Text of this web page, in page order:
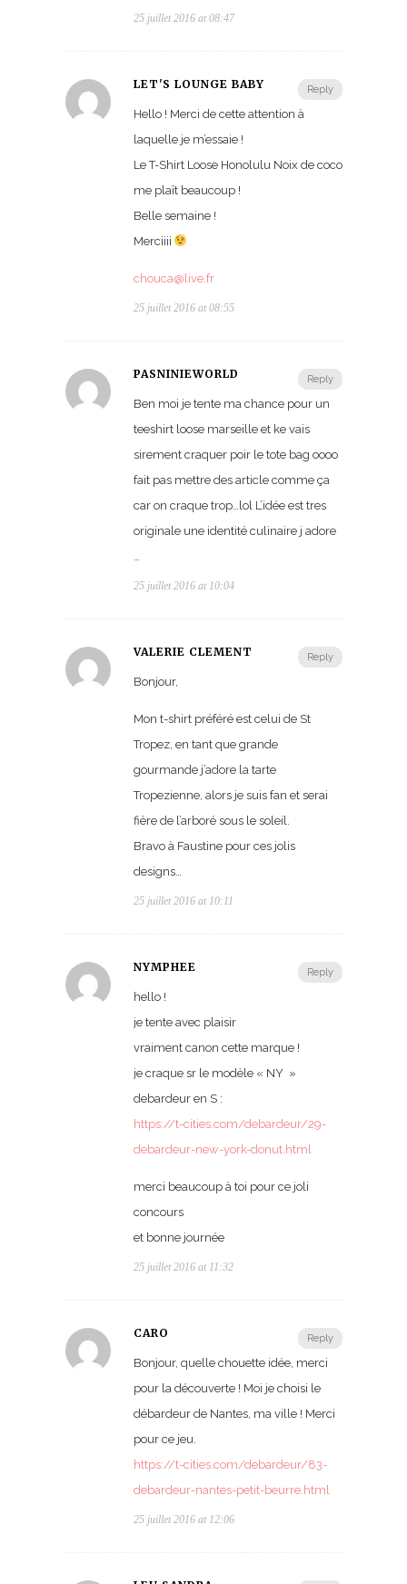
25 juillet 2016 at 08:47
Reply
LET'S LOUNGE BABY
Hello ! Merci de cette attention à
laquelle je m’essaie !
Le T-Shirt Loose Honolulu Noix de coco
me plaît beaucoup !
Belle semaine !
Merciiii
chouca@live.fr
25 juillet 2016 at 08:55
Reply
PASNINIEWORLD
Ben moi je tente ma chance pour un
teeshirt loose marseille et ke vais
sirement craquer poir le tote bag oooo
fait pas mettre des article comme ça
car on craque trop…lol L’idée est tres
originale une identité culinaire j adore
25 juillet 2016 at 10:04
Reply
VALÉRIE CLEMENT
Bonjour,
Mon t-shirt préféré est celui de St
Tropez, en tant que grande
gourmande j’adore la tarte
Tropezienne, alors je suis fan et serai
fière de l’arboré sous le soleil.
Bravo à Faustine pour ces jolis
designs…
25 juillet 2016 at 10:11
Reply
NYMPHEE
hello !
je tente avec plaisir
vraiment canon cette marque !
je craque sr le modèle « NY »
debardeur en S :
https://t-cities.com/debardeur/29-
debardeur-new-york-donut.html
merci beaucoup à toi pour ce joli
concours
et bonne journée
25 juillet 2016 at 11:32
Reply
CARO
Bonjour, quelle chouette idée, merci
pour la découverte ! Moi je choisi le
débardeur de Nantes, ma ville ! Merci
pour ce jeu.
https://t-cities.com/debardeur/83-
debardeur-nantes-petit-beurre.html
25 juillet 2016 at 12:06